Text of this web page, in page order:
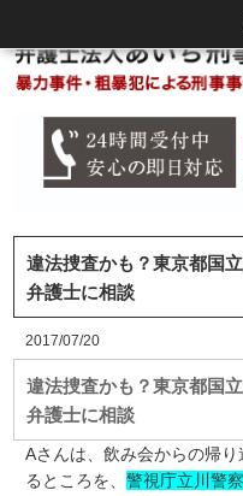
違法捜査かも？東京都国
弁護士に相談
2017/07/20
違法捜査かも？東京都国
弁護士に相談
Aさんは、飲み会からの帰り
るところを、警視庁立川警